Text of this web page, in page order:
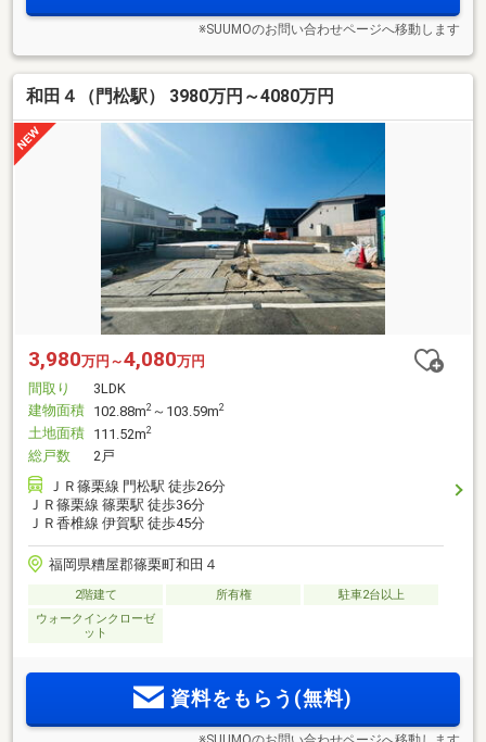
※SUUMOのお問い合わせページへ移動します
和田４（門松駅） 3980万円～4080万円
3,980万円～4,080万円
間取り
3LDK
建物面積 102.88m2 ～103.59m2
土地面積 111.52m2
総戸数
2戸
ＪＲ篠栗線 門松駅 徒歩26分
ＪＲ篠栗線 篠栗駅 徒歩36分
ＪＲ香椎線 伊賀駅 徒歩45分
福岡県糟屋郡篠栗町和田４
2階建て 所有権
駐車2台以上
ウォークインクローゼ
ット
資料をもらう(無料)